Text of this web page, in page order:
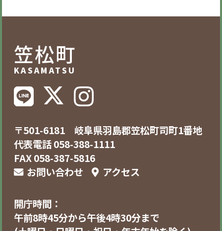
笠松町
KASAMATSU
〒501-6181 岐阜県羽島郡笠松町司町1番地
代表電話 058-388-1111
FAX 058-387-5816
お問い合わせ
アクセス
開庁時間：
午前8時45分から午後4時30分まで